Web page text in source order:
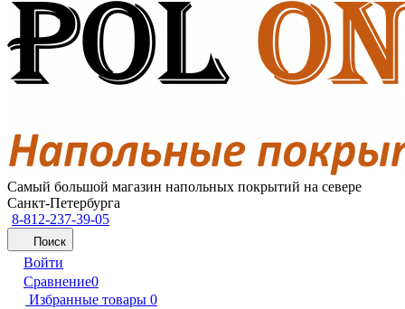
Самый большой магазин напольных покрытий на севере
Санкт-Петербурга
8-812-237-39-05
Поиск
Войти
Сравнение0
Избранные товары 0